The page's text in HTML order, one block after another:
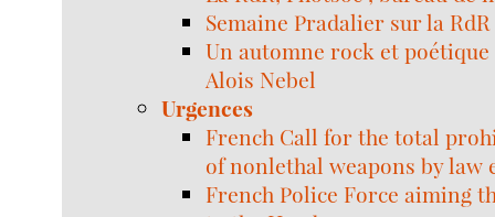
Semaine Pradalier sur la RdR
Un automne rock et
Alois Nebel
Urgences
French Call for the total
of nonlethal weapons by law
French Police Force aiming